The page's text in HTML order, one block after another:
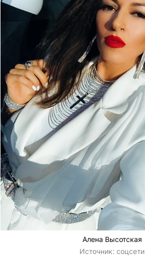
Алена Высотская
Источник: соцсети